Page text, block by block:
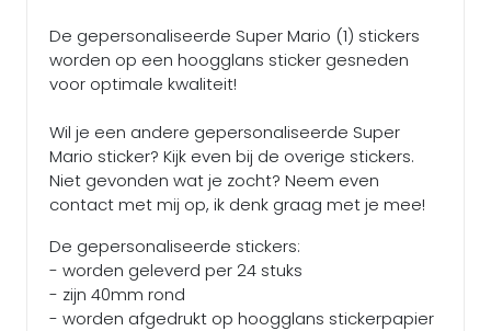
De gepersonaliseerde Super Mario (1) stickers
worden op een hoogglans sticker gesneden
voor optimale kwaliteit!
Wil je een andere gepersonaliseerde Super
Mario sticker? Kijk even bij de overige stickers.
Niet gevonden wat je zocht? Neem even
contact met mij op, ik denk graag met je mee!
De gepersonaliseerde stickers:
- worden geleverd per 24 stuks
- zijn 40mm rond
- worden afgedrukt op hoogglans stickerpapier